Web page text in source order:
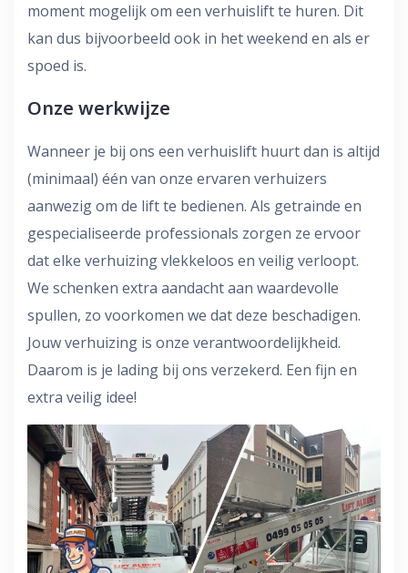
moment mogelijk om een verhuislift te huren. Dit
kan dus bijvoorbeeld ook in het weekend en als er
spoed is.
Onze werkwijze
Wanneer je bij ons een verhuislift huurt dan is altijd
(minimaal) één van onze ervaren verhuizers
aanwezig om de lift te bedienen. Als getrainde en
gespecialiseerde professionals zorgen ze ervoor
dat elke verhuizing vlekkeloos en veilig verloopt.
We schenken extra aandacht aan waardevolle
spullen, zo voorkomen we dat deze beschadigen.
Jouw verhuizing is onze verantwoordelijkheid.
Daarom is je lading bij ons verzekerd. Een fijn en
extra veilig idee!